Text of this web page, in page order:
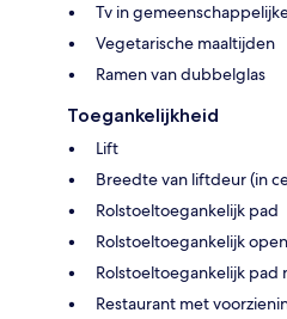
Tv in
Vegetarische maaltijden
Ramen van dubbelglas
Toegankelijkheid
Lift
Breedte van liftdeur (in
Rolstoeltoegankelijk pad
Rolstoeltoegankelijk
Rolstoeltoegankelijk pad
Restaurant met